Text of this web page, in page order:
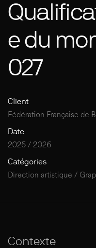
e du
027
Client
Fédération Française de
Date
2025 / 2026
Catégories
Direction artistique /
Contexte